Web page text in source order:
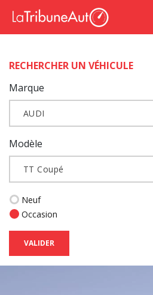
RECHERCHER UN VÉHICULE
Marque
AUDI
Modèle
TT Coupé
Neuf
Occasion
VALIDER